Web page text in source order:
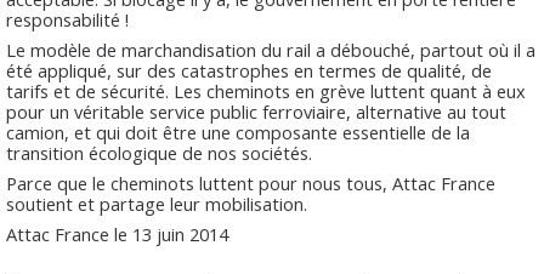
responsabilité !
Le modèle de marchandisation du rail a débouché, partout où il a
été appliqué, sur des catastrophes en termes de qualité, de
tarifs et de sécurité. Les cheminots en grève luttent quant à eux
pour un véritable service public ferroviaire, alternative au tout
camion, et qui doit être une composante essentielle de la
transition écologique de nos sociétés.
Parce que le cheminots luttent pour nous tous, Attac France
soutient et partage leur mobilisation.
Attac France le 13 juin 2014